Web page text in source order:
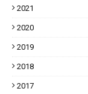
2021
2020
2019
2018
2017